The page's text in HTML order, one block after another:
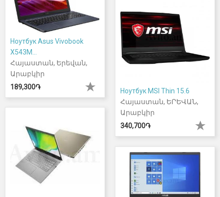
Ноутбук Asus Vivobook
X543M...
Հայաստան, Երեվան,
Արաբկիր
189,300֏
Ноутбук MSI Thin 15.6
Հայաստան, ԵՐԵՎԱՆ,
Արաբկիր
340,700֏